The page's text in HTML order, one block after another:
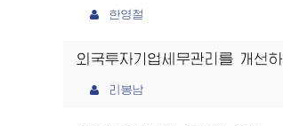
한영철
외국투자기업세무관리를 개선
리봉남